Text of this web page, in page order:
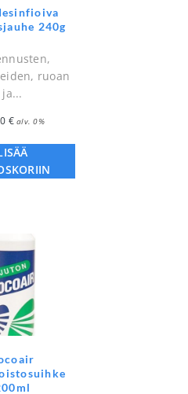
240g
ruoan
ja...
€ alv. 0%